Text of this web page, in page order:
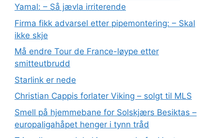
Yamal: – Så jævla irriterende
Firma fikk advarsel etter pipemontering: – Skal
ikke skje
Må endre Tour de France-løype etter
smitteutbrudd
Starlink er nede
Christian Cappis forlater Viking – solgt til MLS
Smell på hjemmebane for Solskjærs Besiktas –
europaligahåpet henger i tynn tråd